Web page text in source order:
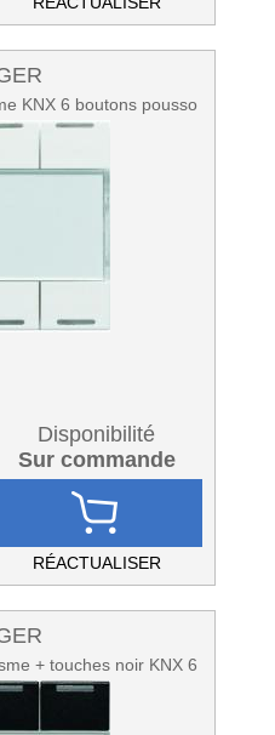
KNX 6 boutons pousso
Disponibilité
Sur commande
RÉACTUALISER
+ touches noir KNX 6